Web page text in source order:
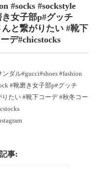
#socks #sockstyle
女子部p#グッチ
と繋がりたい #靴下
デ#chicstocks
ダル#gucci#shoes #fashion
#靴磨き女子部p#グッチ
たい #靴下コーデ #秋冬コー
事: